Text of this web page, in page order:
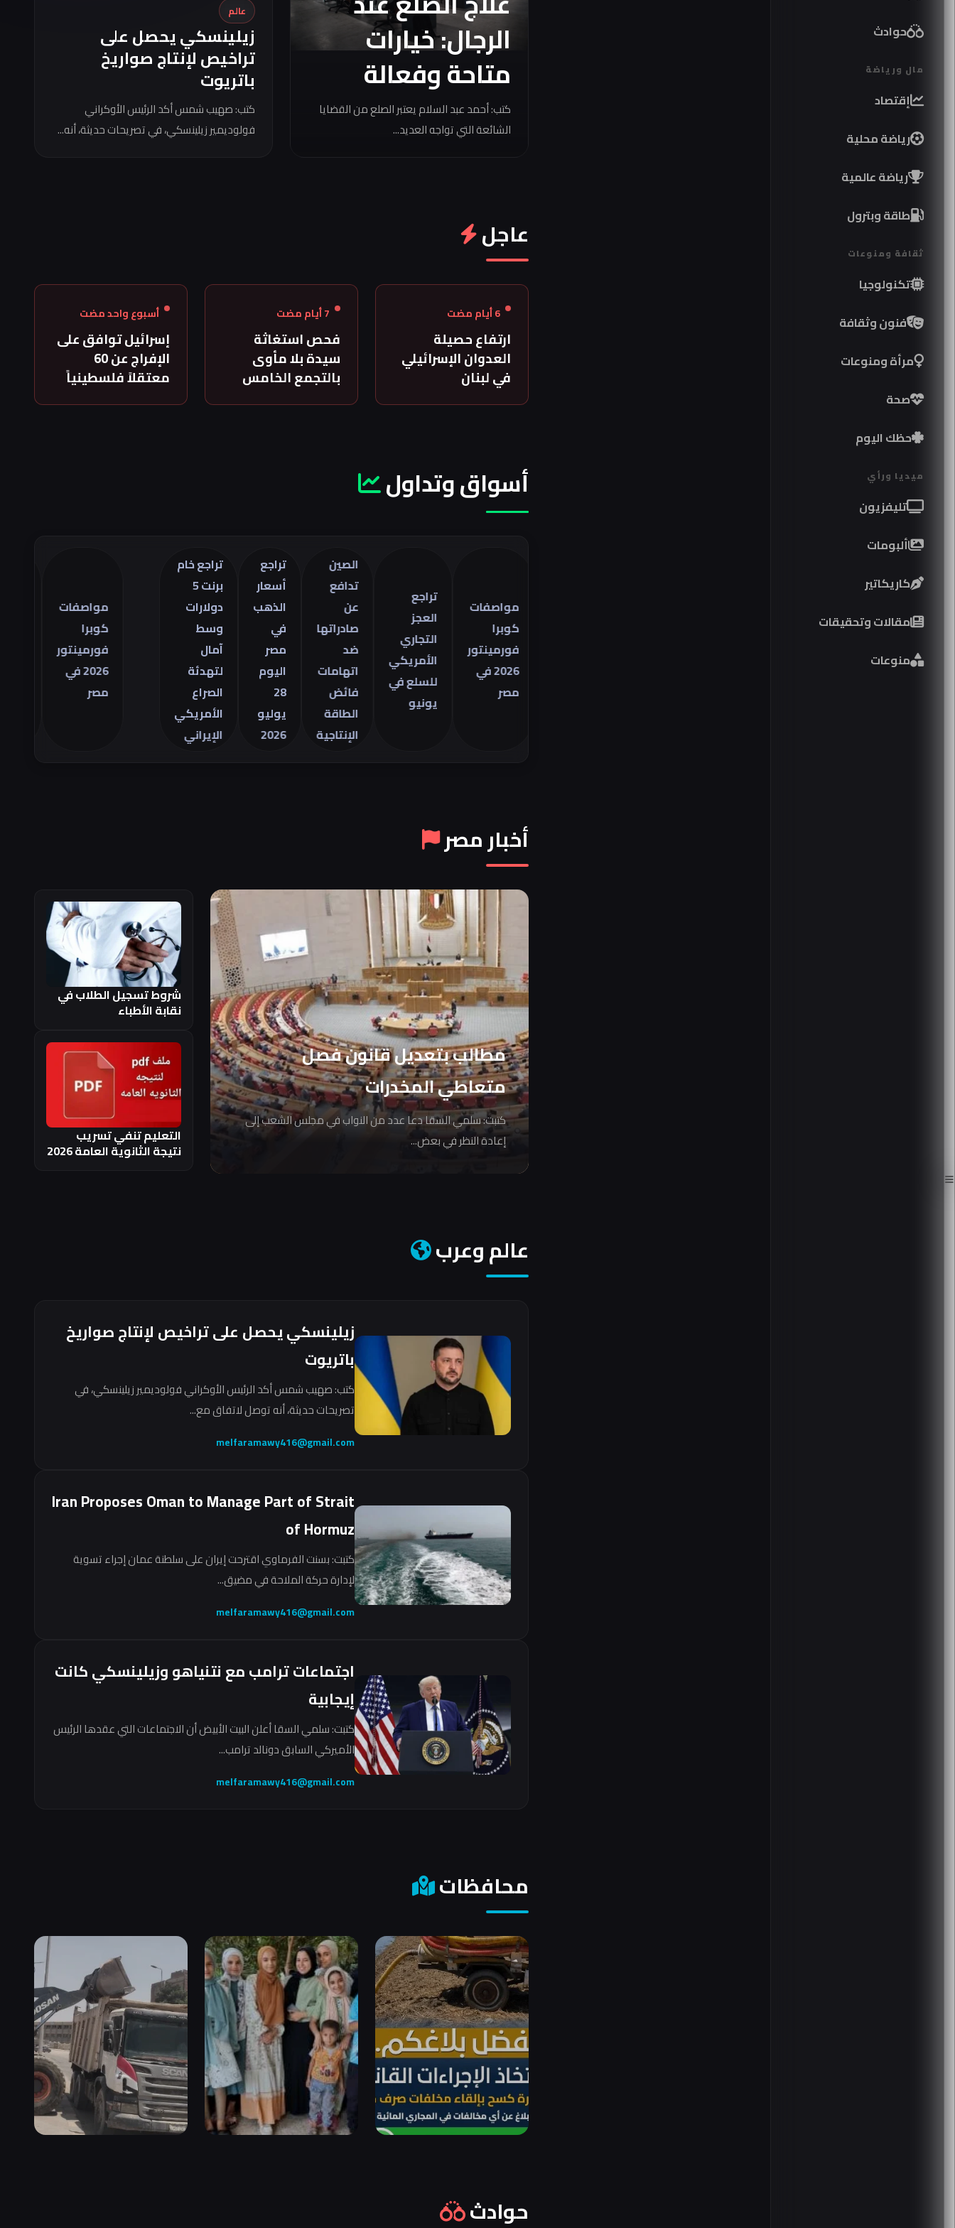
حوادث
مال ورياضة
إقتصاد
رياضة محلية
رياضة عالمية
طاقة وبترول
ثقافة ومنوعات
تكنولوجيا
فنون وثقافة
مرأة ومنوعات
صحة
حظك اليوم
ميديا ورأي
تليفزيون
ألبومات
كاريكاتير
مقالات وتحقيقات
منوعات
الرجال: خيارات
متاحة وفعالة
كتب: أحمد عبد السلام يعتبر الصلع من القضايا
الشائعة التي تواجه العديد...
عالم
زيلينسكي يحصل على
تراخيص لإنتاج صواريخ
باتريوت
كتب: صهيب شمس أكد الرئيس الأوكراني
فولوديمير زيلينسكي، في تصريحات حديثة، أنه...
عاجل
6 أيام مضت
ارتفاع حصيلة
العدوان الإسرائيلي
في لبنان
7 أيام مضت
فحص استغاثة
سيدة بلا مأوى
بالتجمع الخامس
أسبوع واحد مضت
إسرائيل توافق على
الإفراج عن 60
معتقلاً فلسطينياً
أسواق وتداول
مواصفات
فورمينتور
2026 في
التجاري
الأمريكي
للسلع في
صادراتها
اتهامات
فائض
الطاقة
الإنتاجية
الذهب
2026
تراجع خام
برنت 5
دولارات
لتهدئة
الصراع
الأمريكي
الإيراني
مواصفات
فورمينتور
2026 في
الأمريكي
أخبار مصر
مطالب بتعديل قانون فصل
متعاطي المخدرات
كتبت: سلمي السقا دعا عدد من النواب في مجلس الشعب إلى
إعادة النظر في بعض...
شروط تسجيل الطلاب في
نقابة الأطباء
التعليم تنفي تسريب
نتيجة الثانوية العامة 2026
عالم وعرب
زيلينسكي يحصل على تراخيص لإنتاج صواريخ
باتريوت
كتب: صهيب شمس أكد الرئيس الأوكراني فولوديمير زيلينسكي، في
تصريحات حديثة، أنه توصل لاتفاق مع...
melfaramawy416@gmail.com
Iran Proposes Oman to Manage Part of Strait
of Hormuz
كتبت: بسنت الفرماوي اقترحت إيران على سلطنة عمان إجراء تسوية
لإدارة حركة الملاحة في مضيق...
melfaramawy416@gmail.com
اجتماعات ترامب مع نتنياهو وزيلينسكي كانت
إيجابية
كتبت: سلمي السقا أعلن البيت الأبيض أن الاجتماعات التي عقدها الرئيس
الأميركي السابق دونالد ترامب...
melfaramawy416@gmail.com
محافظات
حوادث